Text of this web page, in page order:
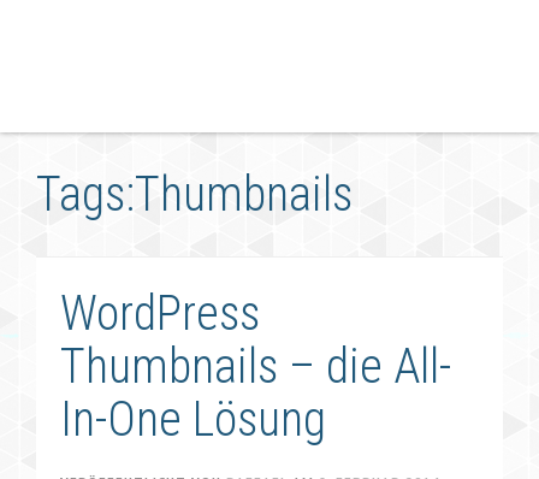
Tags:Thumbnails
WordPress
Thumbnails – die All-
In-One Lösung